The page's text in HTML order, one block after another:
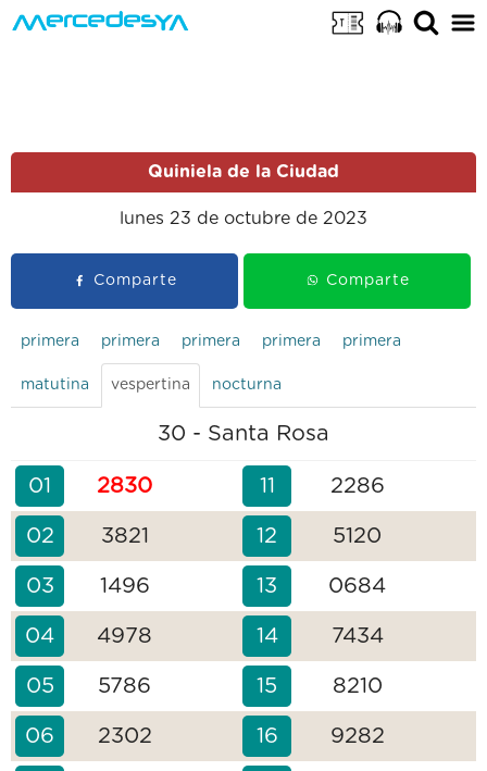
Quiniela de la Ciudad
lunes 23 de octubre de 2023
Comparte Comparte
primera primera primera primera primera
matutina vespertina nocturna
30 - Santa Rosa
01 2830 11 2286
02 3821 12 5120
03 1496 13 0684
04 4978 14 7434
05 5786 15 8210
06 2302 16 9282